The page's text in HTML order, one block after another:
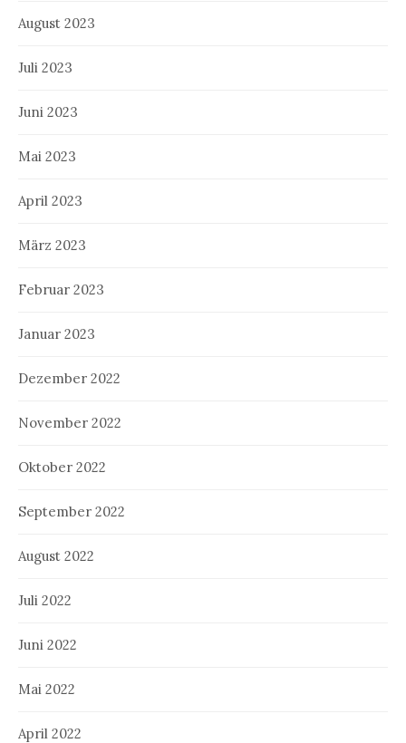
August 2023
Juli 2023
Juni 2023
Mai 2023
April 2023
März 2023
Februar 2023
Januar 2023
Dezember 2022
November 2022
Oktober 2022
September 2022
August 2022
Juli 2022
Juni 2022
Mai 2022
April 2022